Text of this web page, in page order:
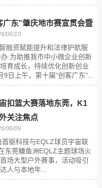
广东”肇庆地市赛宣贯会暨
06/10
融资赋能提升和法律护航服
为助推我市中小微企业创新
育成长，持续优化创新创业
日上午，第十届“创客广东”...
扣篮大赛落地东莞，K1
关注焦点
06/09
驱科技与EQLZ球员宇宙联
东莞鳒鱼洲EQLZ主题球场火
场大型户外赛事，活动吸引
人与本地年...